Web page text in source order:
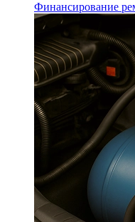
Финансирование